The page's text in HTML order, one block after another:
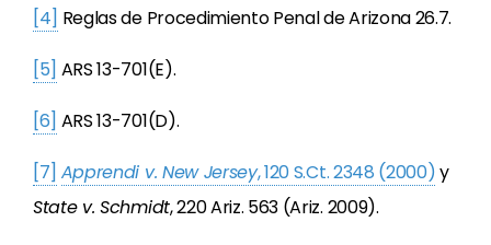
[4] Reglas de Procedimiento Penal de Arizona 26.7.
[5] ARS 13-701(E).
[6] ARS 13-701(D).
[7] Apprendi v. New Jersey, 120 S.Ct. 2348 (2000)y
State v. Schmidt, 220 Ariz. 563 (Ariz. 2009).